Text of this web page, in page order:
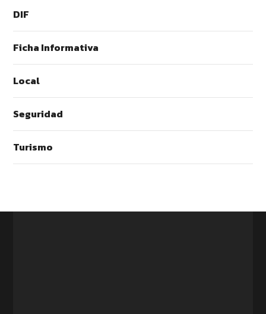
DIF
Ficha Informativa
Local
Seguridad
Turismo